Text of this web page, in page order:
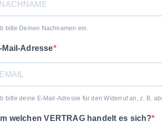
bitte Deinen Nachnamen ein.
Mail-Adresse
bitte deine E-Mail-Adresse für den Widerruf an, z. B.
welchen VERTRAG handelt es sich?